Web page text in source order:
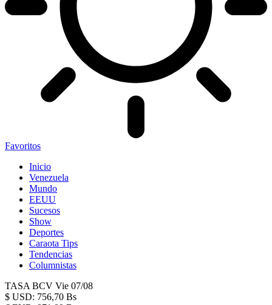
Favoritos
Inicio
Venezuela
Mundo
EEUU
Sucesos
Show
Deportes
Caraota Tips
Tendencias
Columnistas
TASA BCV Vie 07/08
$ USD: 756,70 Bs